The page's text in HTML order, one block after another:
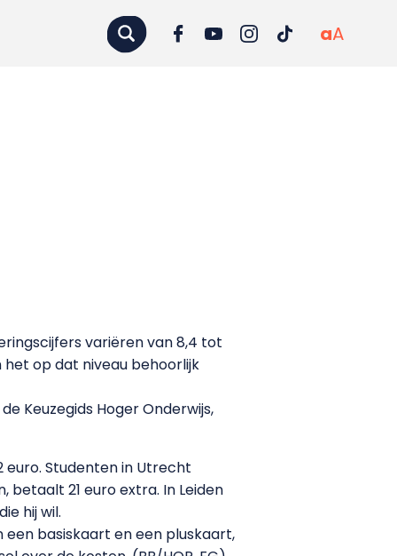
aA
variëren van 8,4 tot
het op dat niveau behoorlijk
Keuzegids Hoger Onderwijs,
Studenten in Utrecht
21 euro extra. In Leiden
hij wil.
een basiskaart en een pluskaart,